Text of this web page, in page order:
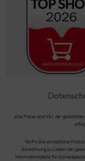
Alle Preise sind inkl. der
*AVP= Der einheitliche
Abrechnung zu Lasten der
Informationsstelle für